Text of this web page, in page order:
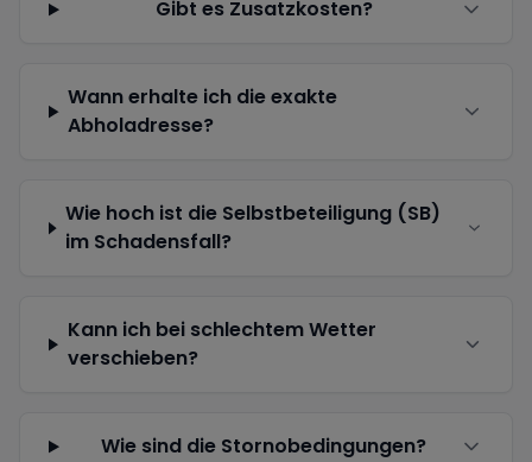
Gibt es Zusatzkosten?
Wann erhalte ich die exakte
Abholadresse?
Wie hoch ist die Selbstbeteiligung (SB)
im Schadensfall?
Kann ich bei schlechtem Wetter
verschieben?
Wie sind die Stornobedingungen?